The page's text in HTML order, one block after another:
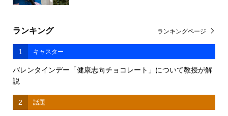
ランキング
1 キャスター
バレンタインデー「健康志向チョコレート」について教授が解
説
2 話題
ランキングページ